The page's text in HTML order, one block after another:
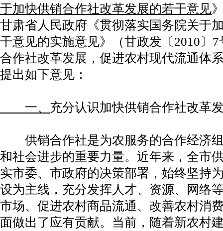
于加快供销合作社改革发展的若干意见
甘肃省人民政府《贯彻落实国务院关于
干意见的实施意见》（甘政发〔2010〕
合作社改革发展，促进农村现代流通体
提出如下意见：
一、 充分认识加快供销合作社改革
供销合作社是为农服务的合作经济组
和社会进步的重要力量。近年来，全市
实市委、市政府的决策部署，始终坚持
设为主线，充分发挥人才、资源、网络
市场、促进农村商品流通、改善农村消
面做出了应有贡献。当前，随着新农村